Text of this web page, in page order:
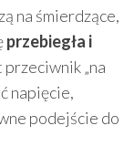
na śmierdzące,
przebiegła i
przeciwnik „na
napięcie,
podejście do